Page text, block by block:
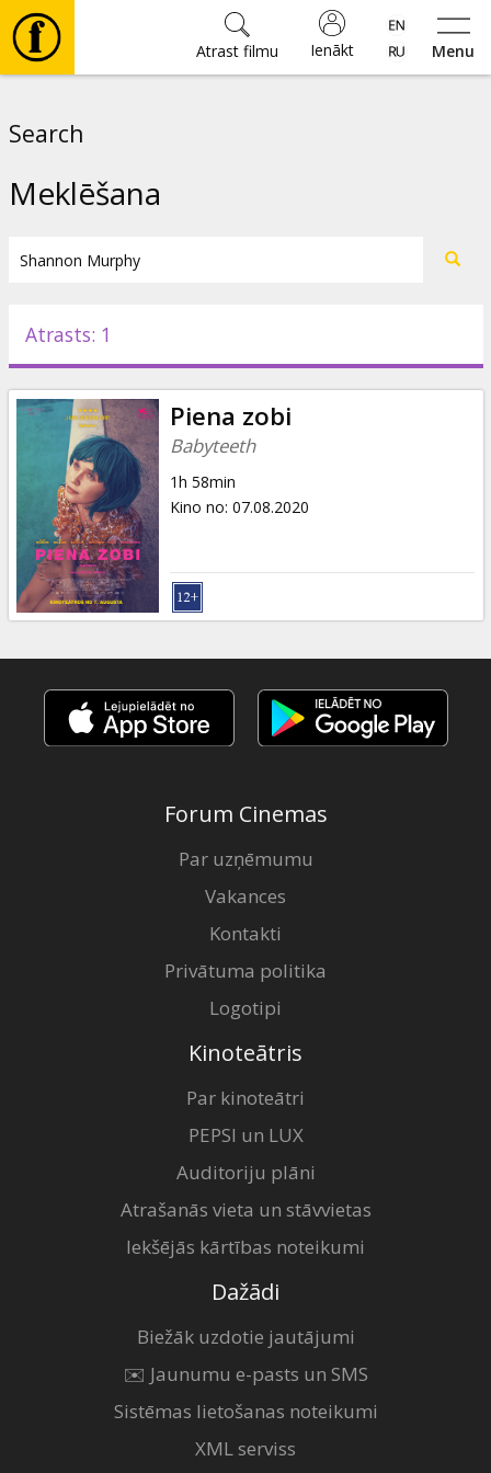
Menu
Ienākt
Atrast filmu
Pasākumi
Ziņas
Dāvanu
kartes
Uzkodas
B2B
Kino
Klubs
Search
Meklēšana
Atrasts: 1
Piena zobi
Babyteeth
1h 58min
Kino no: 07.08.2020
Forum Cinemas
Par uzņēmumu
Vakances
Kontakti
Privātuma politika
Logotipi
Kinoteātris
Par kinoteātri
PEPSI un LUX
Auditoriju plāni
Atrašanās vieta un stāvvietas
Iekšējās kārtības noteikumi
Dažādi
Biežāk uzdotie jautājumi
✉️ Jaunumu e-pasts un SMS
Sistēmas lietošanas noteikumi
XML serviss